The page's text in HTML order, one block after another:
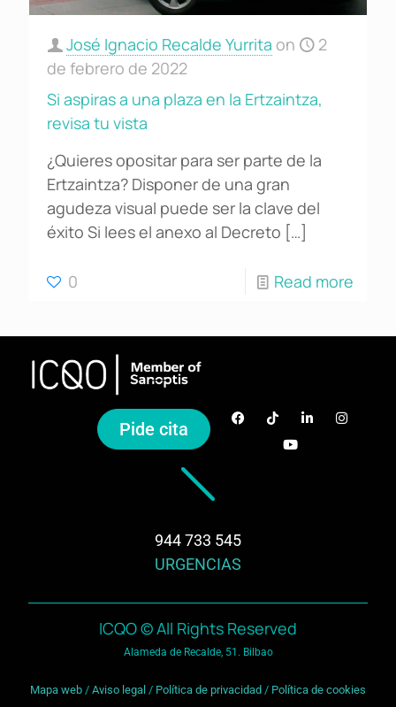
José Ignacio Recalde Yurrita on
2
de febrero de 2022
Si aspiras a una plaza en la Ertzaintza,
revisa tu vista
¿Quieres opositar para ser parte de la
Ertzaintza? Disponer de una gran
agudeza visual puede ser la clave del
éxito Si lees el anexo al Decreto […]
0 Read more
Pide cita
944 733 545
URGENCIAS
ICQO © All Rights Reserved
Alameda de Recalde, 51. Bilbao
Mapa web / Aviso legal / Política de privacidad / Política de cookies